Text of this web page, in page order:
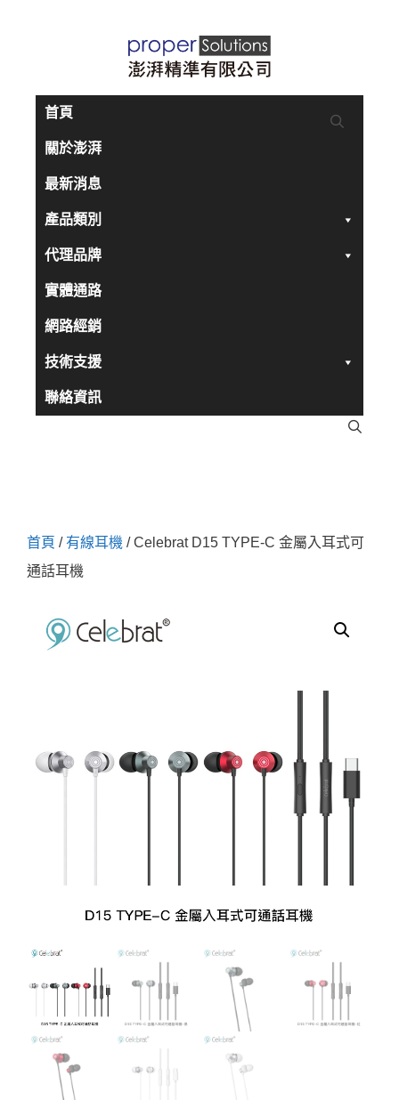
首頁
關於澎湃
最新消息
產品類別
代理品牌
實體通路
網路經銷
技術支援
聯絡資訊
首頁 / 有線耳機 / Celebrat D15 TYPE-C 金屬入耳式可
通話耳機